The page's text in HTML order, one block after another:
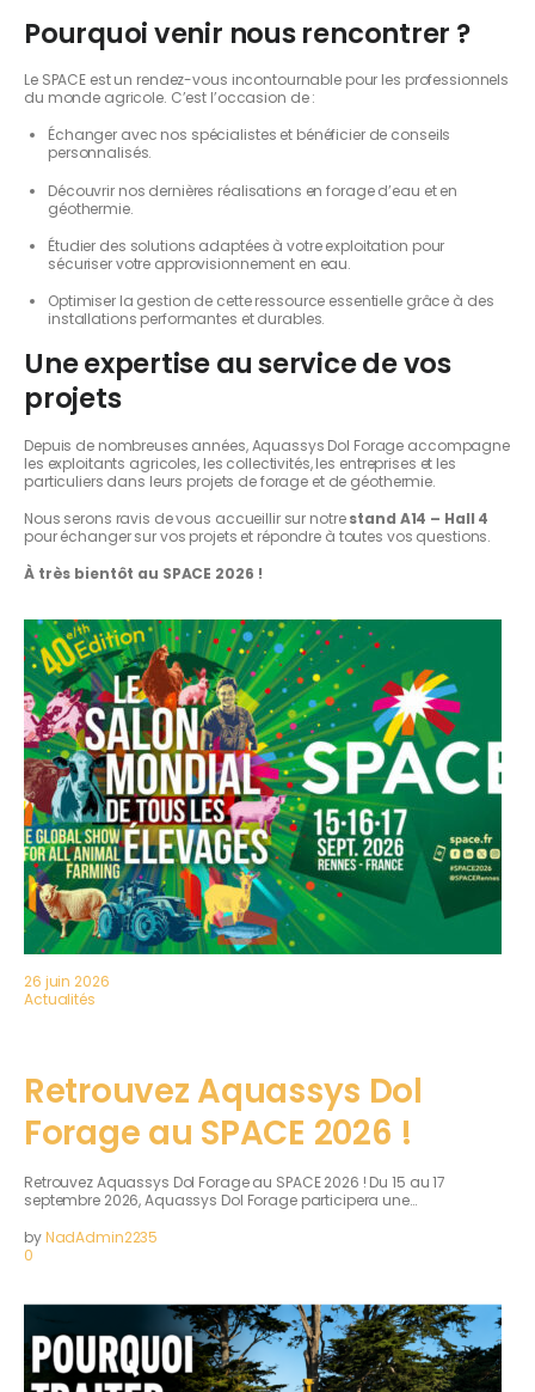
Pourquoi venir nous rencontrer ?
Le SPACE est un rendez-vous incontournable pour les professionnels
du monde agricole. C’est l’occasion de :
Échanger avec nos spécialistes et bénéficier de conseils
personnalisés.
Découvrir nos dernières réalisations en forage d’eau et en
géothermie.
Étudier des solutions adaptées à votre exploitation pour
sécuriser votre approvisionnement en eau.
Optimiser la gestion de cette ressource essentielle grâce à des
installations performantes et durables.
Une expertise au service de vos
projets
Depuis de nombreuses années, Aquassys Dol Forage accompagne
les exploitants agricoles, les collectivités, les entreprises et les
particuliers dans leurs projets de forage et de géothermie.
Nous serons ravis de vous accueillir sur notrestand A14 – Hall 4
pour échanger sur vos projets et répondre à toutes vos questions.
À très bientôt au SPACE 2026 !
26 juin 2026
Actualités
Retrouvez Aquassys Dol
Forage au SPACE 2026 !
Retrouvez Aquassys Dol Forage au SPACE 2026 ! Du 15 au 17
septembre 2026, Aquassys Dol Forage participera une…
byNadAdmin2235
0